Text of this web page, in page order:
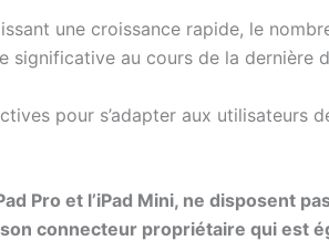
une croissance rapide, le
significative au cours de la dernière
pour s’adapter aux utilisateurs
Pro et l’iPad Mini, ne disposent
connecteur propriétaire qui est